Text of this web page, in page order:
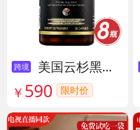
跨境
美国云杉黑金前列腺素胶囊 货号136211
￥ 590 限时价